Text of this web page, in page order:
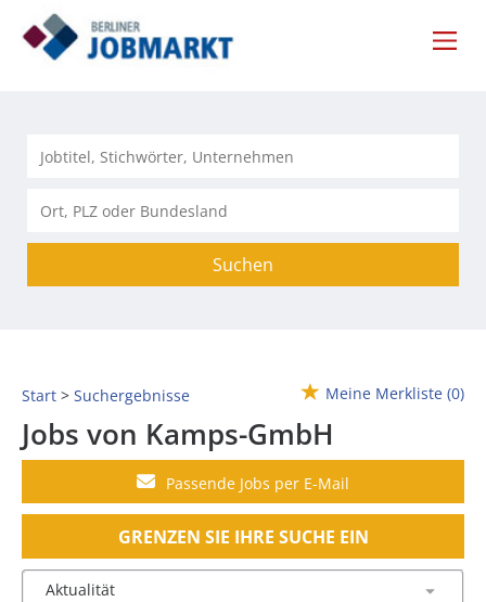
Suchen
Start Suchergebnisse Meine Merkliste (0)
Jobs von Kamps-GmbH
Passende Jobs per E-Mail
GRENZEN SIE IHRE SUCHE EIN